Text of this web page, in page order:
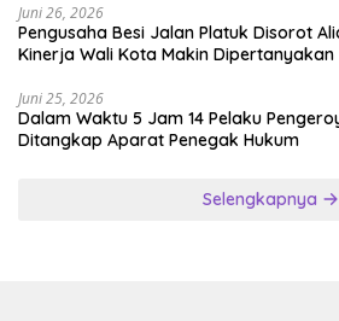
Juni 26, 2026
Pengusaha Besi Jalan Platuk Disorot
Kinerja Wali Kota Makin Dipertanyakan
Juni 25, 2026
Dalam Waktu 5 Jam 14 Pelaku
Ditangkap Aparat Penegak Hukum
Selengkapnya